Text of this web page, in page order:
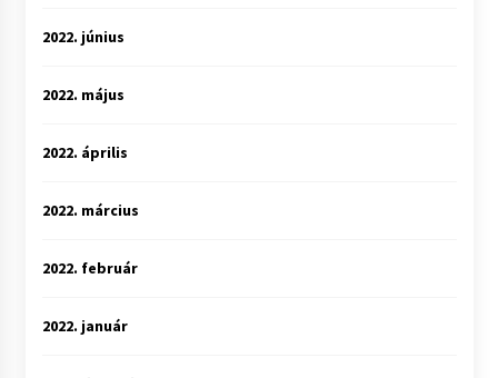
2022. június
2022. május
2022. április
2022. március
2022. február
2022. január